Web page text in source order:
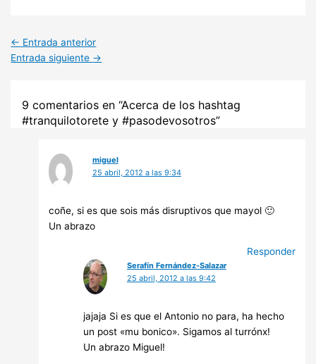
← Entrada anterior
Entrada siguiente →
9 comentarios en “Acerca de los hashtag
#tranquilotorete y #pasodevosotros”
miguel
25 abril, 2012 a las 9:34
coñe, si es que sois más disruptivos que mayol 🙂
Un abrazo
Responder
Serafín Fernández-Salazar
25 abril, 2012 a las 9:42
jajaja Si es que el Antonio no para, ha hecho
un post «mu bonico». Sigamos al turrónx!
Un abrazo Miguel!